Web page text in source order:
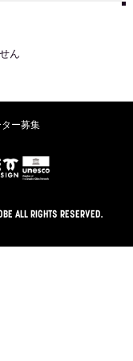
ん
ー募集
ALL RIGHTS RESERVED.